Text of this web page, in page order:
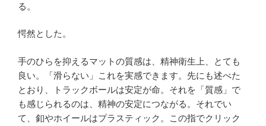
る。
愕然とした。
手のひらを抑えるマットの質感は、精神衛生上、とても
良い。「滑らない」これを実感できます。先にも述べた
とおり、トラックボールは安定が命。それを「質感」で
も感じられるのは、精神の安定につながる。それでい
て、釦やホイールはプラスティック。この指でクリック